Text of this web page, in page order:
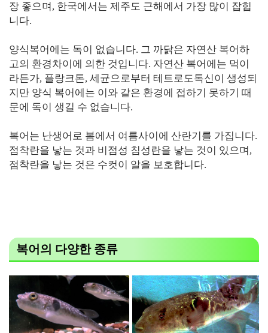
장 좋으며, 한국에서는 제주도 근해에서 가장 많이 잡힙
니다.
양식복어에는 독이 없습니다. 그 까닭은 자연산 복어하
고의 환경차이에 의한 것입니다. 자연산 복어에는 먹이
라든가, 플랑크톤, 세균으로부터 테트로도톡신이 생성되
지만 양식 복어에는 이와 같은 환경에 접하기 못하기 때
문에 독이 생길 수 없습니다.
복어는 난생어로 봄에서 여름사이에 산란기를 가집니다.
점착란을 낳는 것과 비점성 침성란을 낳는 것이 있으며,
점착란을 낳는 것은 수컷이 알을 보호합니다.
복어의 다양한 종류